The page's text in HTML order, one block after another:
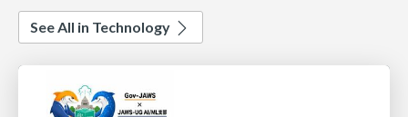
See All in Technology